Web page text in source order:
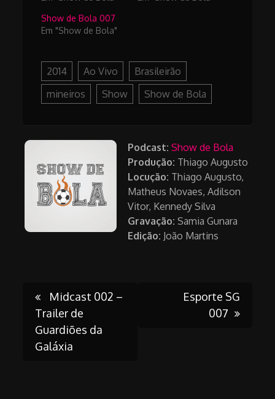
Show de Bola 007
Em "Show de Bola"
2014 Ao Vivo
Brasileirão
mineiros
Show Show de Bola
Podcast: Show de Bola
Produção: Thiago Augusto
Locução: Thiago Augusto,
Matheus Novaes, Adilson
Vitor, Kennedy Silva
Gravação: Samia Gunara
Edição: João Martins
Post
navigation
Midcast 002 –
Trailer de
Guardiões da
Galáxia
Esporte SG
007